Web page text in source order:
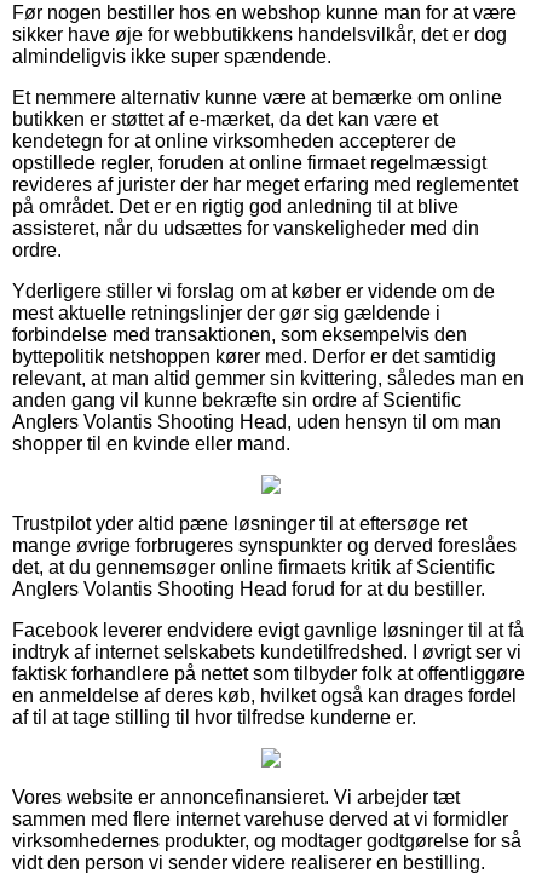
Før nogen bestiller hos en webshop kunne man for at være
sikker have øje for webbutikkens handelsvilkår, det er dog
almindeligvis ikke super spændende.
Et nemmere alternativ kunne være at bemærke om online
butikken er støttet af e-mærket, da det kan være et
kendetegn for at online virksomheden accepterer de
opstillede regler, foruden at online firmaet regelmæssigt
revideres af jurister der har meget erfaring med reglementet
på området. Det er en rigtig god anledning til at blive
assisteret, når du udsættes for vanskeligheder med din
ordre.
Yderligere stiller vi forslag om at køber er vidende om de
mest aktuelle retningslinjer der gør sig gældende i
forbindelse med transaktionen, som eksempelvis den
byttepolitik netshoppen kører med. Derfor er det samtidig
relevant, at man altid gemmer sin kvittering, således man en
anden gang vil kunne bekræfte sin ordre af Scientific
Anglers Volantis Shooting Head, uden hensyn til om man
shopper til en kvinde eller mand.
Trustpilot yder altid pæne løsninger til at eftersøge ret
mange øvrige forbrugeres synspunkter og derved foreslåes
det, at du gennemsøger online firmaets kritik af Scientific
Anglers Volantis Shooting Head forud for at du bestiller.
Facebook leverer endvidere evigt gavnlige løsninger til at få
indtryk af internet selskabets kundetilfredshed. I øvrigt ser vi
faktisk forhandlere på nettet som tilbyder folk at offentliggøre
en anmeldelse af deres køb, hvilket også kan drages fordel
af til at tage stilling til hvor tilfredse kunderne er.
Vores website er annoncefinansieret. Vi arbejder tæt
sammen med flere internet varehuse derved at vi formidler
virksomhedernes produkter, og modtager godtgørelse for så
vidt den person vi sender videre realiserer en bestilling.